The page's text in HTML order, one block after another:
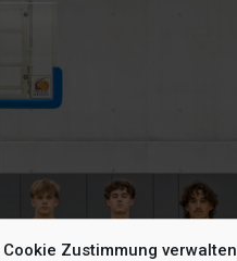
Cookie Zustimmung verwalten